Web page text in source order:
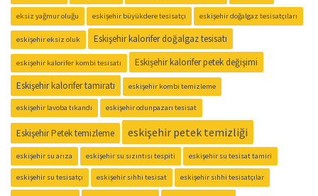
eksiz yağmur oluğu eskişehir büyükdere tesisatçı eskişehir doğalgaz tesisatçıları
eskişehir eksiz oluk Eskişehir kalorifer doğalgaz tesisatı
eskişehir kalorifer kombi tesisatı
Eskişehir kalorifer petek değişimi
Eskişehir kalorifer tamiratı
eskişehir kombi temizleme
eskişehir lavoba tıkandı eskişehir odunpazarı tesisat
Eskişehir Petek temizleme eskişehir petek temizliği
eskişehir su arıza eskişehir su sızıntısı tespiti eskişehir su tesisat tamiri
eskişehir su tesisatçı eskişehir sıhhi tesisat eskişehir sıhhi tesisatçılar